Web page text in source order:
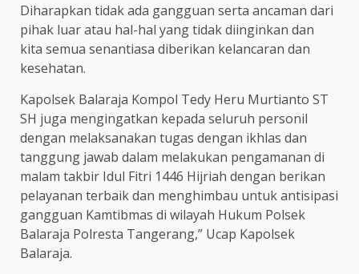
Diharapkan tidak ada gangguan serta ancaman dari
pihak luar atau hal-hal yang tidak diinginkan dan
kita semua senantiasa diberikan kelancaran dan
kesehatan.
Kapolsek Balaraja Kompol Tedy Heru Murtianto ST
SH juga mengingatkan kepada seluruh personil
dengan melaksanakan tugas dengan ikhlas dan
tanggung jawab dalam melakukan pengamanan di
malam takbir Idul Fitri 1446 Hijriah dengan berikan
pelayanan terbaik dan menghimbau untuk antisipasi
gangguan Kamtibmas di wilayah Hukum Polsek
Balaraja Polresta Tangerang,” Ucap Kapolsek
Balaraja.